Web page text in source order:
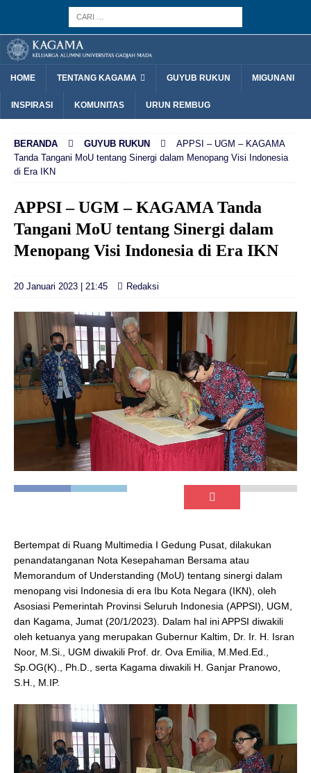
HOME TENTANG KAGAMA GUYUB RUKUN MIGUNANI
INSPIRASI KOMUNITAS URUN REMBUG
BERANDA GUYUB RUKUN
APPSI – UGM – KAGAMA
Tanda Tangani MoU tentang Sinergi dalam Menopang Visi Indonesia
di Era IKN
APPSI – UGM – KAGAMA Tanda
Tangani MoU tentang Sinergi dalam
Menopang Visi Indonesia di Era IKN
20 Januari 2023 | 21:45 Redaksi
Bertempat di Ruang Multimedia I Gedung Pusat, dilakukan
penandatanganan Nota Kesepahaman Bersama atau
Memorandum of Understanding (MoU) tentang sinergi dalam
menopang visi Indonesia di era Ibu Kota Negara (IKN), oleh
Asosiasi Pemerintah Provinsi Seluruh Indonesia (APPSI), UGM,
dan Kagama, Jumat (20/1/2023). Dalam hal ini APPSI diwakili
oleh ketuanya yang merupakan Gubernur Kaltim, Dr. Ir. H. Isran
Noor, M.Si., UGM diwakili Prof. dr. Ova Emilia, M.Med.Ed.,
Sp.OG(K)., Ph.D., serta Kagama diwakili H. Ganjar Pranowo,
S.H., M.IP.